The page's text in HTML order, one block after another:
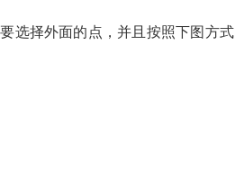
择外面的点，并且按照下图方式